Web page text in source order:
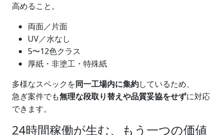
高めること。
両面／片面
UV／水なし
5〜12色クラス
厚紙・非塗工・特殊紙
多様なスペックを同一工場内に集約しているため、
急ぎ案件でも無理な段取り替えや品質妥協をせずに対応
できます。
24時間稼働が生む、もう一つの価値